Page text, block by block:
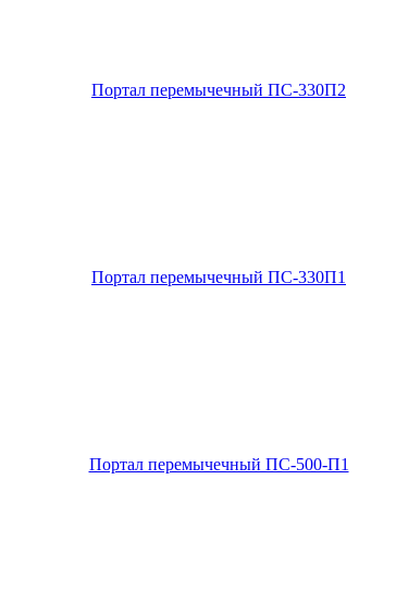
Портал перемычечный ПС-330П2
Портал перемычечный ПС-330П1
Портал перемычечный ПС-500-П1